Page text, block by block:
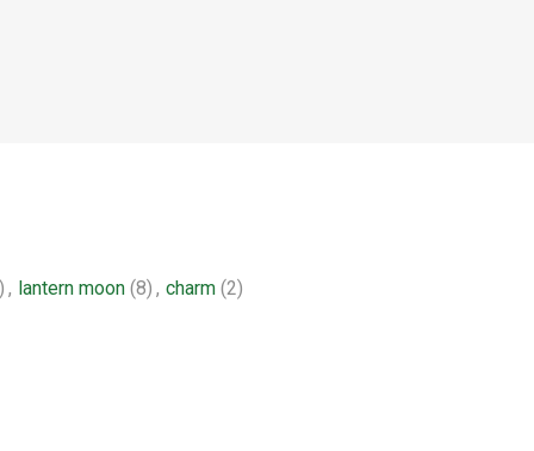
, lantern moon (8) , charm (2)